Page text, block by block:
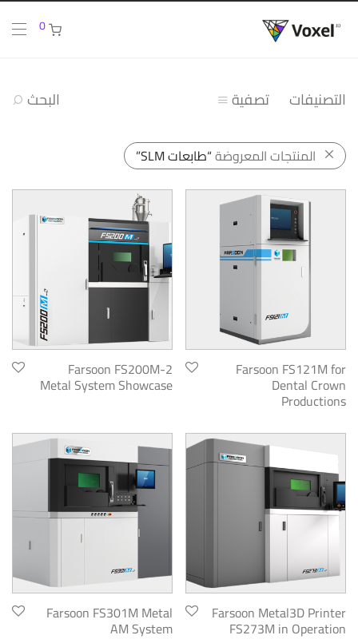
0
التصنيفات تصفية البحث
المنتجات المعروضة“طابعات SLM”
Farsoon FS121M for
Dental Crown
Productions
Farsoon FS200M-2
Metal System Showcase
Farsoon Metal3D Printer
FS273M in Operation
Farsoon FS301M Metal
AM System